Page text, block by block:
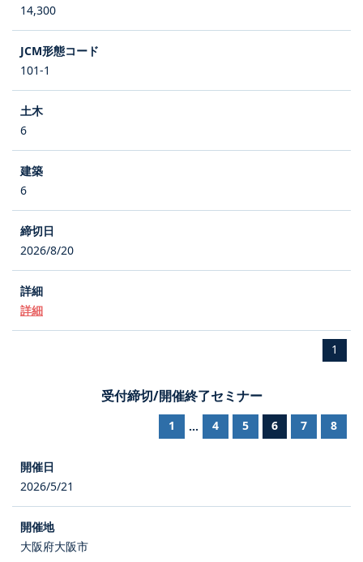
14,300
101-1
6
6
2026/8/20
詳細
1
受付締切/開催終了セミナー
1 ... 4 5 6 7 8
2026/5/21
大阪府大阪市